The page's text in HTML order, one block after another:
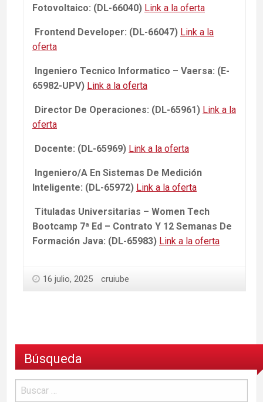
Fotovoltaico: (DL-66040) Link a la oferta
Frontend Developer: (DL-66047) Link a la
oferta
Ingeniero Tecnico Informatico – Vaersa: (E-
65982-UPV) Link a la oferta
Director De Operaciones: (DL-65961) Link a la
oferta
Docente: (DL-65969) Link a la oferta
Ingeniero/A En Sistemas De Medición
Inteligente: (DL-65972) Link a la oferta
Tituladas Universitarias – Women Tech
Bootcamp 7ª Ed – Contrato Y 12 Semanas De
Formación Java: (DL-65983) Link a la oferta
16 julio, 2025 cruiube
Búsqueda